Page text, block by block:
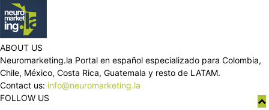
ABOUT US
Neuromarketing.la Portal en español especializado para Colombia,
Chile, México, Costa Rica, Guatemala y resto de LATAM.
Contact us: info@neuromarketing.la
FOLLOW US